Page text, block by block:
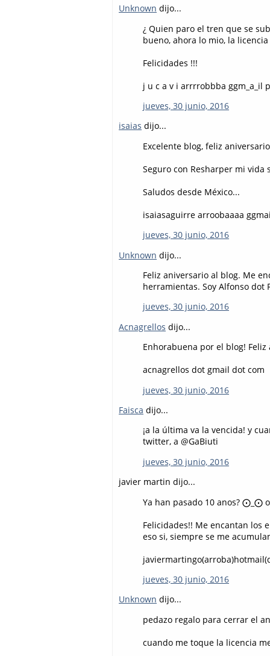
Unknown dijo...
¿ Quien paro el tren que se
bueno, ahora lo mio, la
Felicidades !!!
j u c a v i arrrrobbba ggm_a_il
jueves, 30 junio, 2016
isaias dijo...
Excelente blog, feliz
Seguro con Resharper mi vida
Saludos desde México...
isaiasaguirre arroobaaaa
jueves, 30 junio, 2016
Unknown dijo...
Feliz aniversario al blog. Me
herramientas. Soy Alfonso dot
jueves, 30 junio, 2016
Acnagrellos dijo...
Enhorabuena por el blog!
acnagrellos dot gmail dot com
jueves, 30 junio, 2016
Faisca dijo...
¡a la última va la vencida! y
twitter, a @GaBiuti
jueves, 30 junio, 2016
javier martin dijo...
Ya han pasado 10 anos? ⨀_⨀
Felicidades!! Me encantan los
eso si, siempre se me
jueves, 30 junio, 2016
Unknown dijo...
pedazo regalo para cerrar el
cuando me toque la licencia